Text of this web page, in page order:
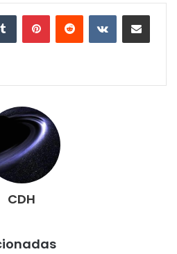
Tumblr PinterestReddit VKontakteCompartir por
CDH